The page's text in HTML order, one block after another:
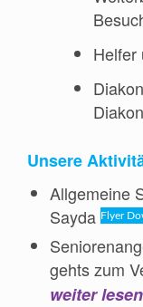
Helfer
Unsere
Allgemeine
Sayda Flyer
gehts zum
weiter